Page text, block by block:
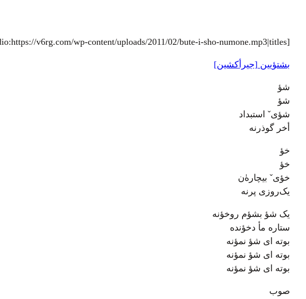
[audio:https://v6rg.com/wp-content/uploads/2011/02/bute-i-sho-numone.mp3|titles=بوته ای شؤ نمؤنه]
بشتؤيين [جيرأکشين]
شؤ
شؤ
شؤیˇ استبداد
أخر گوذرنه
خؤ
خؤ
خؤیˇ بیچاره‌ٰن
یک‌روزی پرنه
یک شؤ بشؤم روخؤنه
ستاره مأ دخؤنده
بوته ای شؤ نمؤنه
بوته ای شؤ نمؤنه
بوته ای شؤ نمؤنه
صوب